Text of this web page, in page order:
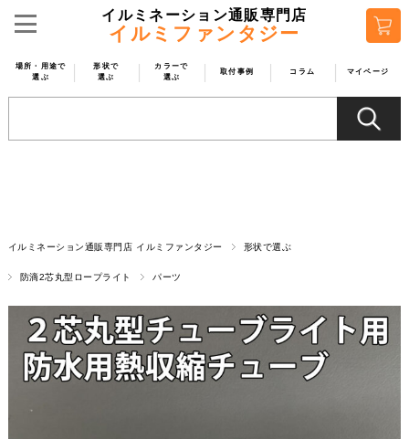
イルミネーション通販専門店
イルミファンタジー
場所・用途で
選ぶ
形状で
選ぶ
カラーで
選ぶ
取付事例 コラム マイページ
イルミネーション通販専門店 イルミファンタジー 形状で選ぶ
防滴2芯丸型ロープライト パーツ